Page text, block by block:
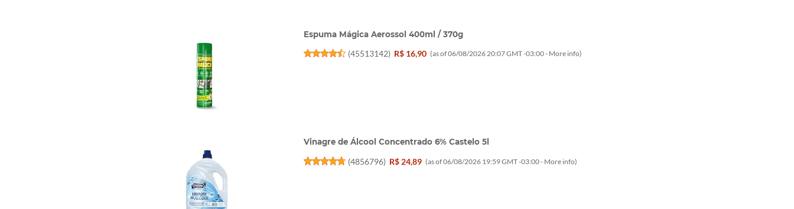
Espuma Mágica Aerossol 400ml / 370g
(45513142) R$ 16,90 (as of 06/08/2026 20:07 GMT -03:00 - More info)
Vinagre de Álcool Concentrado 6% Castelo 5l
(4856796) R$ 24,89 (as of 06/08/2026 19:59 GMT -03:00 - More info)